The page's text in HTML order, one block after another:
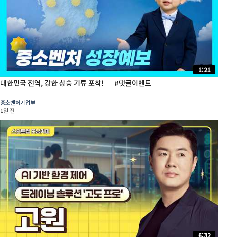
1:21
대한민국 전역, 강한 상승 기류 포착! │ #댓글이벤트
중소벤처기업부
1일 전
6:32